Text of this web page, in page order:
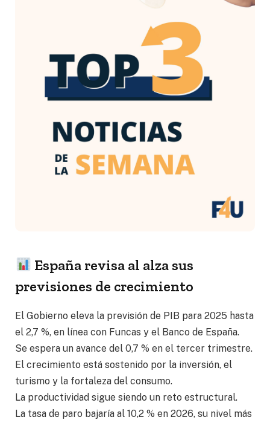
España revisa al alza sus
previsiones de crecimiento
El Gobierno eleva la previsión de PIB para 2025 hasta
el 2,7 %, en línea con Funcas y el Banco de España.
Se espera un avance del 0,7 % en el tercer trimestre.
El crecimiento está sostenido por la inversión, el
turismo y la fortaleza del consumo.
La productividad sigue siendo un reto estructural.
La tasa de paro bajaría al 10,2 % en 2026, su nivel más